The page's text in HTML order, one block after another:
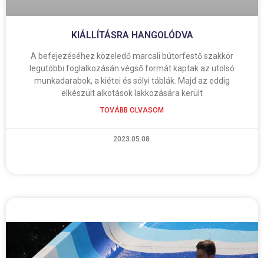
KIÁLLÍTÁSRA HANGOLÓDVA
A befejezéséhez közeledő marcali bútorfestő szakkör
legutóbbi foglalkozásán végső formát kaptak az utolsó
munkadarabok, a kiétei és sólyi táblák. Majd az eddig
elkészült alkotások lakkozására került
TOVÁBB OLVASOM
2023.05.08.